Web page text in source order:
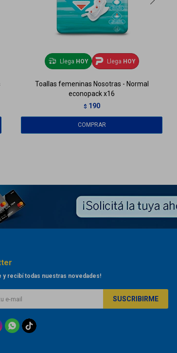
Llega HOY Llega HOY
Toallas femeninas Nosotras - Normal
econopack x16
$ 190
y recibí todas nuestras novedades!
SUSCRIBIRME
